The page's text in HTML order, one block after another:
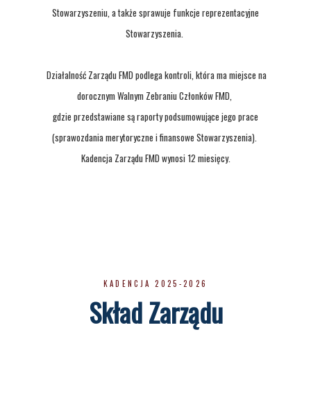
Stowarzyszeniu, a także sprawuje funkcje reprezentacyjne
Stowarzyszenia.
Działalność Zarządu FMD podlega kontroli, która ma miejsce na
dorocznym Walnym Zebraniu Członków FMD,
gdzie przedstawiane są raporty podsumowujące jego prace
(sprawozdania merytoryczne i finansowe Stowarzyszenia).
Kadencja Zarządu FMD wynosi 12 miesięcy.
KADENCJA 2025-2026
Skład Zarządu